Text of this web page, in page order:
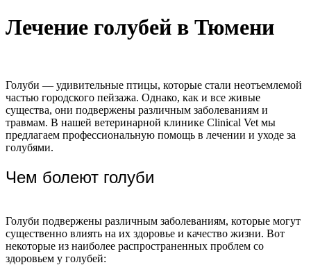
Лечение голубей в Тюмени
Голуби — удивительные птицы, которые стали неотъемлемой
частью городского пейзажа. Однако, как и все живые
существа, они подвержены различным заболеваниям и
травмам. В нашей ветеринарной клинике Clinical Vet мы
предлагаем профессиональную помощь в лечении и уходе за
голубями.
Чем болеют голуби
Голуби подвержены различным заболеваниям, которые могут
существенно влиять на их здоровье и качество жизни. Вот
некоторые из наиболее распространенных проблем со
здоровьем у голубей: